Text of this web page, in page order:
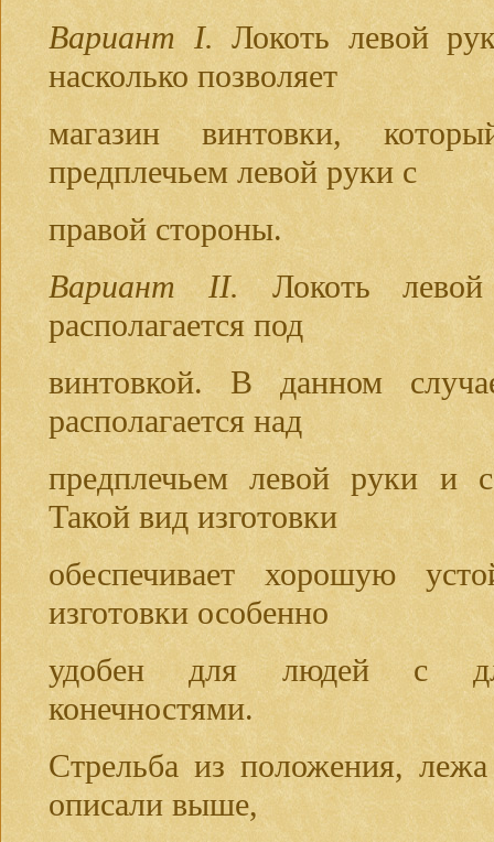
Вариант I.Локоть левой
насколько позволяет
магазин винтовки,
предплечьем левой руки с
правой стороны.
Вариант II.Локоть
располагается под
винтовкой. В данном
располагается над
предплечьем левой руки и
Такой вид изготовки
обеспечивает хорошую
изготовки особенно
удобен для людей с
конечностями.
Стрельба из положения,
описали выше,